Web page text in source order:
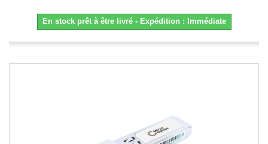
En stock prêt à être livré - Expédition : Immédiate